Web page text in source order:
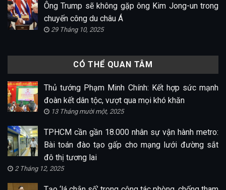
Ông Trump sẽ không gặp ông Kim Jong-un trong
chuyến công du châu Á
29 Tháng 10, 2025
CÓ THỂ QUAN TÂM
Thủ tướng Phạm Minh Chính: Kết hợp sức mạnh
đoàn kết dân tộc, vượt qua mọi khó khăn
13 Tháng mười một, 2025
TPHCM cần gần 18.000 nhân sự vận hành metro:
Bài toán đào tạo gấp cho mạng lưới đường sắt
đô thị tương lai
2 Tháng 12, 2025